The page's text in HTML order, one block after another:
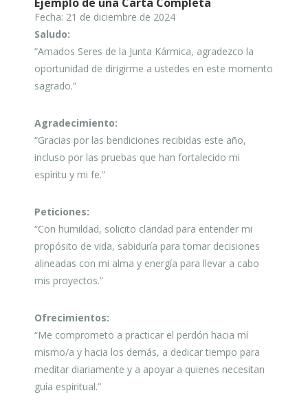
Fecha: 21 de diciembre de 2024
Saludo:
“Amados Seres de la Junta Kármica, agradezco la
oportunidad de dirigirme a ustedes en este momento
sagrado.”
Agradecimiento:
“Gracias por las bendiciones recibidas este año,
incluso por las pruebas que han fortalecido mi
espíritu y mi fe.”
Peticiones:
“Con humildad, solicito claridad para entender mi
propósito de vida, sabiduría para tomar decisiones
alineadas con mi alma y energía para llevar a cabo
mis proyectos.”
Ofrecimientos:
“Me comprometo a practicar el perdón hacia mí
mismo/a y hacia los demás, a dedicar tiempo para
meditar diariamente y a apoyar a quienes necesitan
guía espiritual.”